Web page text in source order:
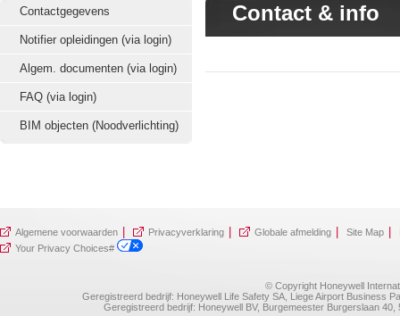
Contactgegevens
Notifier opleidingen (via login)
Algem. documenten (via login)
FAQ (via login)
BIM objecten (Noodverlichting)
Contact & info
Algemene voorwaarden Privacyverklaring Globale afmelding Site Map
Your Privacy Choices#
© Copyright Honeywell
Geregistreerd bedrijf: Honeywell Life Safety SA, Liege Airport Business
Geregistreerd bedrijf: Honeywell BV, Burgemeester Burgerslaan